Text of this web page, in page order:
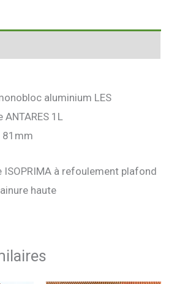
aluminium LES
ANTARES 1L
81mm
ISOPRIMA à refoulement plafond
haute